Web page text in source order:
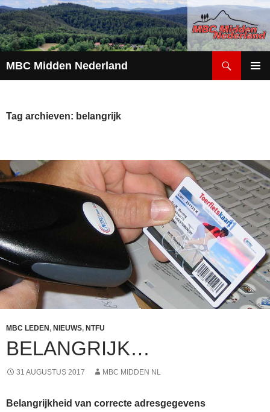
MBC Midden Nederland
INHOUD
Tag archieven: belangrijk
MBC LEDEN , NIEUWS, NTFU
BELANGRIJK…
31 AUGUSTUS 2017 MBC MIDDEN NL
Belangrijkheid van correcte adresgegevens